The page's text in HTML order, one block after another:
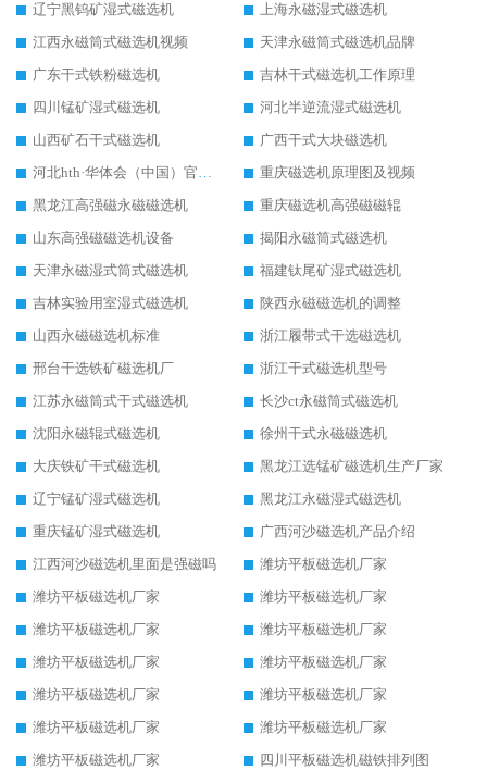
辽宁黑钨矿湿式磁选机
上海永磁湿式磁选机
江西永磁筒式磁选机视频
天津永磁筒式磁选机品牌
广东干式铁粉磁选机
吉林干式磁选机工作原理
四川锰矿湿式磁选机
河北半逆流湿式磁选机
山西矿石干式磁选机
广西干式大块磁选机
河北hth·华体会（中国）官方网站-hth.com 工作视频
重庆磁选机原理图及视频
黑龙江高强磁永磁磁选机
重庆磁选机高强磁磁辊
山东高强磁磁选机设备
揭阳永磁筒式磁选机
天津永磁湿式筒式磁选机
福建钛尾矿湿式磁选机
吉林实验用室湿式磁选机
陕西永磁磁选机的调整
山西永磁磁选机标准
浙江履带式干选磁选机
邢台干选铁矿磁选机厂
浙江干式磁选机型号
江苏永磁筒式干式磁选机
长沙ct永磁筒式磁选机
沈阳永磁辊式磁选机
徐州干式永磁磁选机
大庆铁矿干式磁选机
黑龙江选锰矿磁选机生产厂家
辽宁锰矿湿式磁选机
黑龙江永磁湿式磁选机
重庆锰矿湿式磁选机
广西河沙磁选机产品介绍
江西河沙磁选机里面是强磁吗
潍坊平板磁选机厂家
潍坊平板磁选机厂家
潍坊平板磁选机厂家
潍坊平板磁选机厂家
潍坊平板磁选机厂家
潍坊平板磁选机厂家
潍坊平板磁选机厂家
潍坊平板磁选机厂家
潍坊平板磁选机厂家
潍坊平板磁选机厂家
潍坊平板磁选机厂家
潍坊平板磁选机厂家
四川平板磁选机磁铁排列图